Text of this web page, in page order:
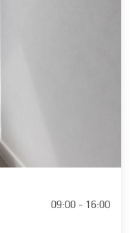
09:00 - 16:00